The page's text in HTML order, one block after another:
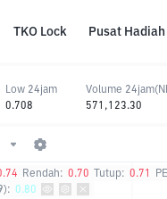
TKO Lock Pusat Hadiah
Rendah: 0.70 Tutup: 0.71
0.80
Low 24jam
0.708
Volume
571,123.30